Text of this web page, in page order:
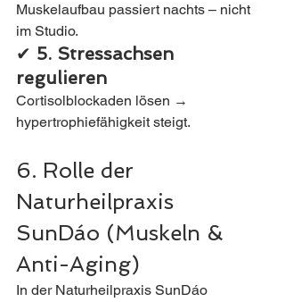
Muskelaufbau passiert nachts – nicht
im Studio.
✔ 5. Stressachsen
regulieren
Cortisolblockaden lösen →
hypertrophiefähigkeit steigt.
6. Rolle der
Naturheilpraxis
SunDáo (Muskeln &
Anti-Aging)
In der Naturheilpraxis SunDáo